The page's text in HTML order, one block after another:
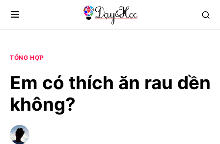
TỔNG HỢP
Em có thích ăn rau dền
không?